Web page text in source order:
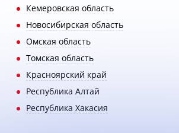
Кемеровская область
Новосибирская область
Омская область
Томская область
Красноярский край
Республика Алтай
Республика Хакасия